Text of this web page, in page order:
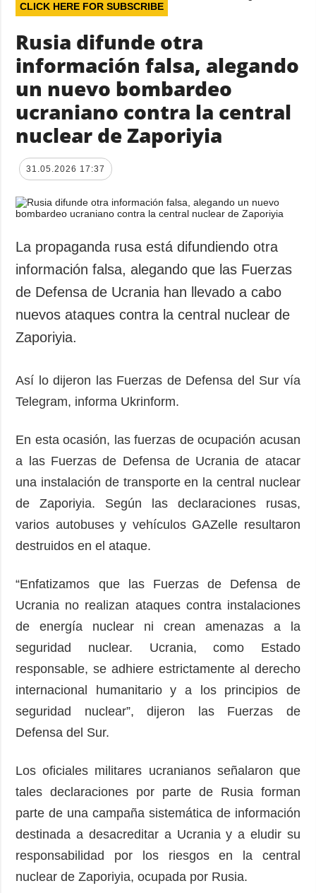
CLICK HERE FOR SUBSCRIBE
Rusia difunde otra
información falsa, alegando
un nuevo bombardeo
ucraniano contra la central
nuclear de Zaporiyia
31.05.2026 17:37
La propaganda rusa está difundiendo otra
información falsa, alegando que las Fuerzas
de Defensa de Ucrania han llevado a cabo
nuevos ataques contra la central nuclear de
Zaporiyia.
Así lo dijeron las Fuerzas de Defensa del Sur vía
Telegram, informa Ukrinform.
En esta ocasión, las fuerzas de ocupación acusan
a las Fuerzas de Defensa de Ucrania de atacar
una instalación de transporte en la central nuclear
de Zaporiyia. Según las declaraciones rusas,
varios autobuses y vehículos GAZelle resultaron
destruidos en el ataque.
“Enfatizamos que las Fuerzas de Defensa de
Ucrania no realizan ataques contra instalaciones
de energía nuclear ni crean amenazas a la
seguridad nuclear. Ucrania, como Estado
responsable, se adhiere estrictamente al derecho
internacional humanitario y a los principios de
seguridad nuclear”, dijeron las Fuerzas de
Defensa del Sur.
Los oficiales militares ucranianos señalaron que
tales declaraciones por parte de Rusia forman
parte de una campaña sistemática de información
destinada a desacreditar a Ucrania y a eludir su
responsabilidad por los riesgos en la central
nuclear de Zaporiyia, ocupada por Rusia.